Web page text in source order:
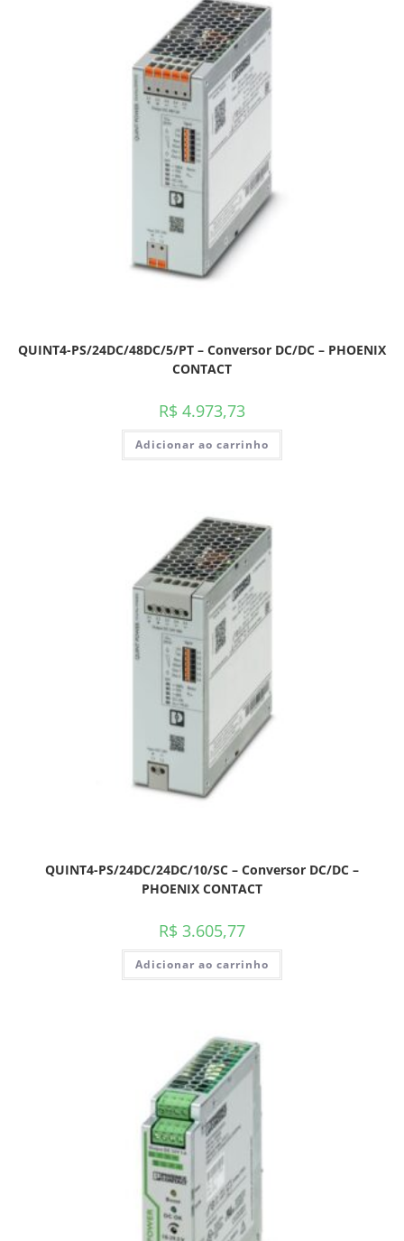
QUINT4-PS/24DC/48DC/5/PT – Conversor DC/DC – PHOENIX
CONTACT
R$ 4.973,73
Adicionar ao carrinho
QUINT4-PS/24DC/24DC/10/SC – Conversor DC/DC –
PHOENIX CONTACT
R$ 3.605,77
Adicionar ao carrinho